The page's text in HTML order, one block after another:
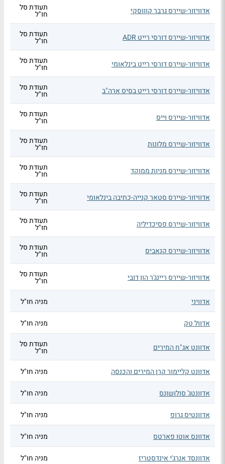
אדוויזור-שיירס גרבר קוווסקי תעודת סל
חו"ל
אדוויזור-שיירס דורסי רייט ADR תעודת סל
חו"ל
אדוויזור-שיירס דורסי רייט בינלאומי תעודת סל
חו"ל
אדוויזור-שיירס דורסי רייט בסיס ארה"ב תעודת סל
חו"ל
אדוויזור-שיירס וייס תעודת סל
חו"ל
אדוויזור-שיירס מלונות תעודת סל
חו"ל
אדוויזור-שיירס מניות ממוקד תעודת סל
חו"ל
אדוויזור-שיירס סטאר קנייה-כתיבה בינלאומי תעודת סל
חו"ל
אדוויזור-שיירס פסיכדיליה תעודת סל
חו"ל
אדוויזור-שיירס קנאביס תעודת סל
חו"ל
אדוויזור-שיירס ריינג'ר הון דובי תעודת סל
חו"ל
אדוויני
מניה חו"ל
אדוול טק מניה חו"ל
אדוונט אג"ח המירים תעודת סל
חו"ל
אדוונט קליימור קרן המירים והכנסה
מניה חו"ל
אדוונטג' סולושונס מניה חו"ל
אדוונטיס גרופ מניה חו"ל
אדוונס אוטו פארטס מניה חו"ל
אדוונסד אנרג'י אינדסטריז מניה חו"ל